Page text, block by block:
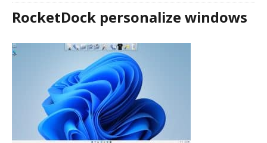
RocketDock personalize windows